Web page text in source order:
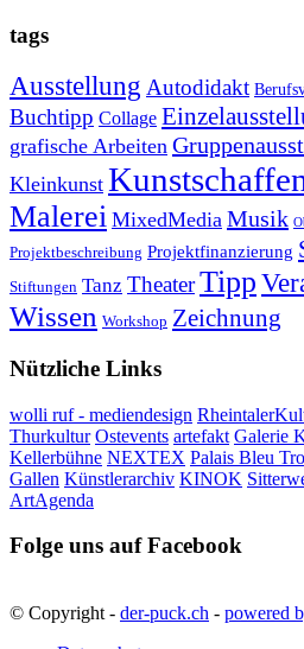
tags
Ausstellung Autodidakt
Buchtipp Collage
grafische Arbeiten
Kleinkunst
Malerei MixedMedia Musik
Projektbeschreibung Projektfinanzierung
Stiftungen Tanz TheaterTipp
Wissen Workshop Zeichnung
Nützliche Links
wolli ruf - mediendesign
Thurkultur Ostevents artefakt Galerie
Kellerbühne NEXTEX Palais Bleu
Gallen Künstlerarchiv KINOK
ArtAgenda
Folge uns auf Facebook
© Copyright - der-puck.ch - powered